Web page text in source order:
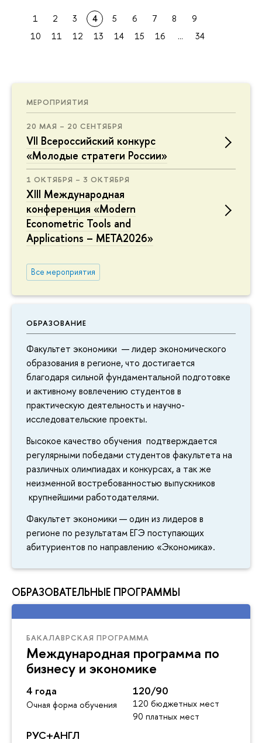
МЕРОПРИЯТИЯ
20 МАЯ – 20 СЕНТЯБРЯ
VII Всероссийский конкурс
«Молодые стратеги России»
1 ОКТЯБРЯ – 3 ОКТЯБРЯ
XIII Международная
конференция «Modern
Econometric Tools and
Applications – META2026»
Все мероприятия
ОБРАЗОВАНИЕ
Факультет экономики — лидер экономического
образования в регионе, что достигается
благодаря сильной фундаментальной подготовке
и активному вовлечению студентов в
практическую деятельность и научно-
исследовательские проекты.
Высокое качество обучения подтверждается
регулярными победами студентов факультета на
различных олимпиадах и конкурсах, а так же
неизменной востребованностью выпускников
крупнейшими работодателями.
Факультет экономики — один из лидеров в
регионе по результатам ЕГЭ поступающих
абитуриентов по направлению «Экономика».
ОБРАЗОВАТЕЛЬНЫЕ ПРОГРАММЫ
БАКАЛАВРСКАЯ ПРОГРАММА
Международная программа по
бизнесу и экономике
4 года
Очная форма обучения
120/90
120 бюджетных мест
90 платных мест
РУС+АНГЛ
1 2 3 4 5 6 7 8
9
10
11 12 13 14 15 16 ... 34